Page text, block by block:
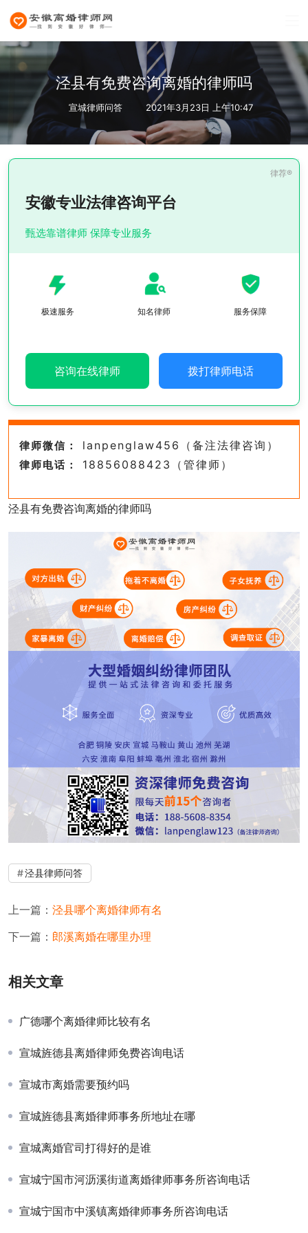
泾县有免费咨询离婚的律师吗
宣城律师问答 2021年3月23日 上午10:47
安徽专业法律咨询平台
甄选靠谱律师 保障专业服务
极速服务 知名律师 服务保障
咨询在线律师 拨打律师电话
律师微信： lanpenglaw456（备注法律咨询）
律师电话： 18856088423（管律师）
泾县有免费咨询离婚的律师吗
泾县律师问答
上一篇： 泾县哪个离婚律师有名
下一篇： 郎溪离婚在哪里办理
相关文章
广德哪个离婚律师比较有名
宣城旌德县离婚律师免费咨询电话
宣城市离婚需要预约吗
宣城旌德县离婚律师事务所地址在哪
宣城离婚官司打得好的是谁
宣城宁国市河沥溪街道离婚律师事务所咨询电话
宣城宁国市中溪镇离婚律师事务所咨询电话